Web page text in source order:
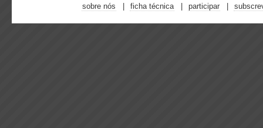
sobre nós ficha técnica participar